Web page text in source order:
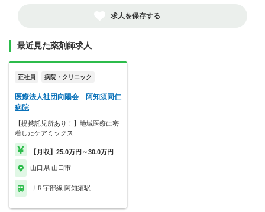
求人を保存する
最近見た薬剤師求人
正社員 病院・クリニック
医療法人社団向陽会 阿知須同仁
病院
【提携託児所あり！】地域医療に密
着したケアミックス…
【月収】25.0万円～30.0万円
山口県 山口市
ＪＲ宇部線 阿知須駅